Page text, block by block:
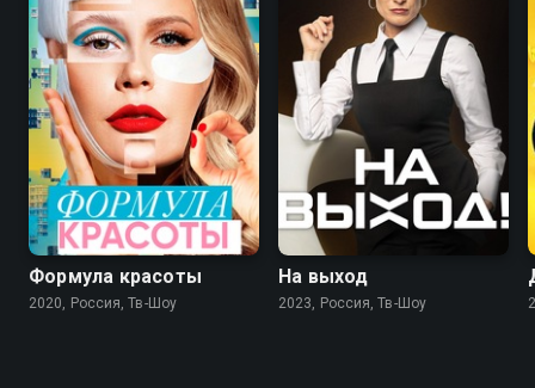
7.8
Формула красоты
2020, Россия, Тв-Шоу
8.2
На выход
2023, Россия, Тв-Шоу